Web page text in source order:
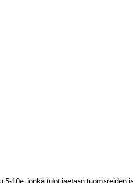
10e, jonka tulot jaetaan tuomareiden